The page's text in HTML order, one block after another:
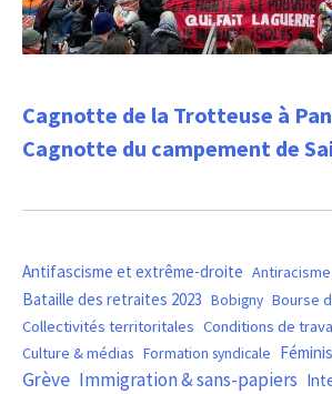
Cagnotte de la Trotteuse à
Cagnotte du campement de
Antifascisme et extrême-droite Antiracisme
Bataille des retraites 2023 Bobigny Bourse
Collectivités territoritales Conditions de
Culture & médias Formation syndicale
Grève Immigration & sans-papiers